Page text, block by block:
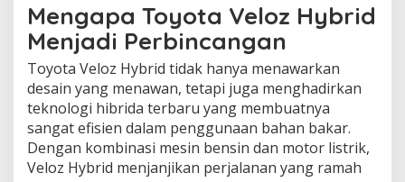
Mengapa Toyota Veloz Hybrid
Menjadi Perbincangan
Toyota Veloz Hybrid tidak hanya menawarkan
desain yang menawan, tetapi juga menghadirkan
teknologi hibrida terbaru yang membuatnya
sangat efisien dalam penggunaan bahan bakar.
Dengan kombinasi mesin bensin dan motor listrik,
Veloz Hybrid menjanjikan perjalanan yang ramah